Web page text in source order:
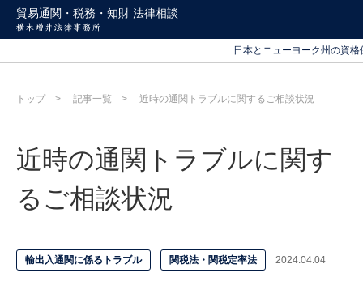
貿易通関・税務・知財 法律相談
日本とニューヨーク州の資
日本とニューヨーク州の資
トップ 記事一覧 近時の通関トラブルに関するご相談状況
近時の通関トラブルに関す
るご相談状況
輸出入通関に係るトラブル 関税法・関税定率法 2024.04.04